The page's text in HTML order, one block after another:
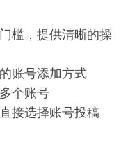
槛，提供清晰的操
账号添加方式
个账号
接选择账号投稿